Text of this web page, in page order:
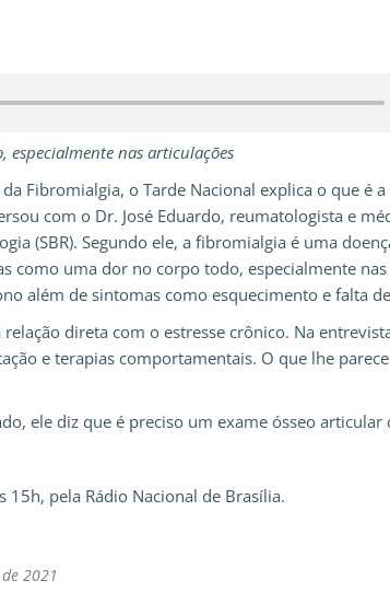
especialmente nas articulações
Fibromialgia, o Tarde Nacional explica o que é a
com o Dr. José Eduardo, reumatologista e
(SBR). Segundo ele, a fibromialgia é uma
como uma dor no corpo todo, especialmente nas
além de sintomas como esquecimento e falta
direta com o estresse crônico. Na
e terapias comportamentais. O que lhe
ele diz que é preciso um exame ósseo articular
15h, pela Rádio Nacional de Brasília.
2021